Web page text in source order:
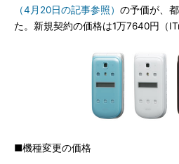
（4月20日の記事参照） の予価が、
た。新規契約の価格は1万7640円（
■機種変更の価格